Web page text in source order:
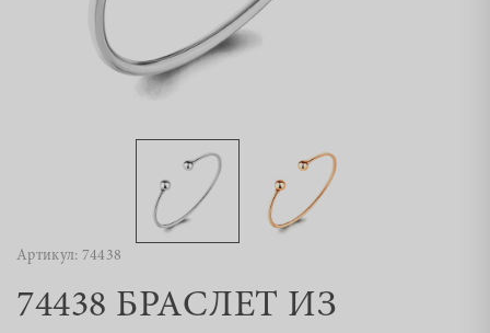
Артикул: 74438
74438 БРАСЛЕТ ИЗ